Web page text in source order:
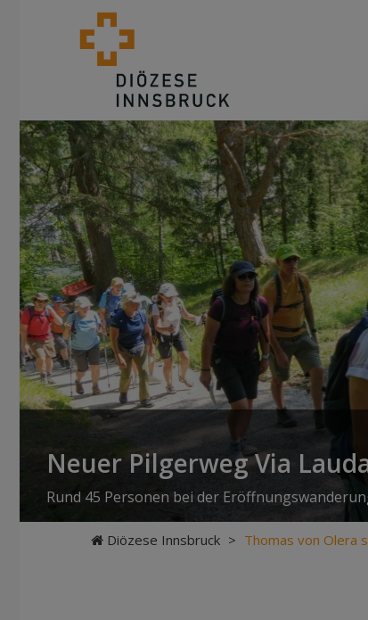
Neuer Pilgerweg Via
Rund 45 Personen bei der
Diözese Innsbruck > Thomas von Olera